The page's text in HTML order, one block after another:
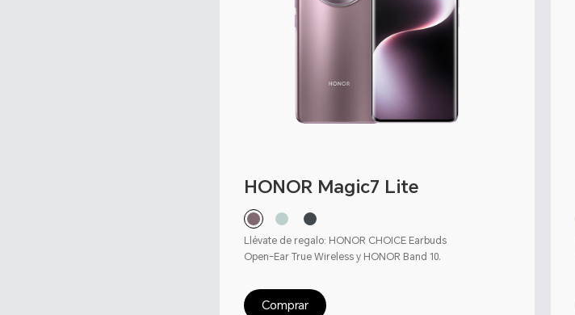
HONOR Magic7 Lite
Llévate de regalo: HONOR CHOICE Earbuds
Open-Ear True Wireless y HONOR Band 10.
Comprar